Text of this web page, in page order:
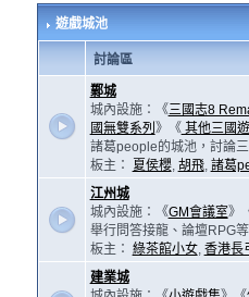
遊戲城池
討論區
鄴城
城內設施：《三國志8
國無雙系列 》《其他三國
諸葛people的城池，討論
板主：
夏侯櫻, 胡飛, 諸葛
江州城
城內設施：《GM會議室》
舉行問答接龍、論壇RPG
板主： 綠茶館小女, 香港長
建業城